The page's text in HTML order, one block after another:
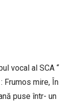
vocal al SCA “
Frumos mire, În
puse într- un